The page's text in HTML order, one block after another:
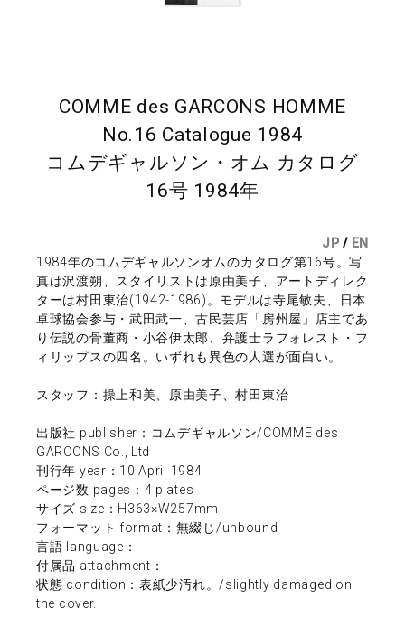
COMME des GARCONS HOMME
No.16 Catalogue 1984
コムデギャルソン・オム カタログ
16号 1984年
JP / EN
1984年のコムデギャルソンオムのカタログ第16号。写
真は沢渡朔、スタイリストは原由美子、アートディレク
ターは村田東治(1942-1986)。モデルは寺尾敏夫、日本
卓球協会参与・武田武一、古民芸店「房州屋」店主であ
り伝説の骨董商・小谷伊太郎、弁護士ラフォレスト・フ
ィリップスの四名。いずれも異色の人選が面白い。
スタッフ：操上和美、原由美子、村田東治
出版社 publisher：コムデギャルソン/COMME des
GARCONS Co., Ltd
刊行年 year：10 April 1984
ページ数 pages：4 plates
サイズ size：H363×W257mm
フォーマット format：無綴じ/unbound
言語 language：
付属品 attachment：
状態 condition：表紙少汚れ。/slightly damaged on
the cover.